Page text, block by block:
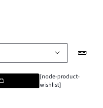
[node-product-
wishlist]